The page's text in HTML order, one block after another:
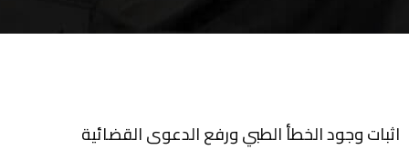
اثبات وجود الخطأ الطبي ورفع الدعوى القضائية